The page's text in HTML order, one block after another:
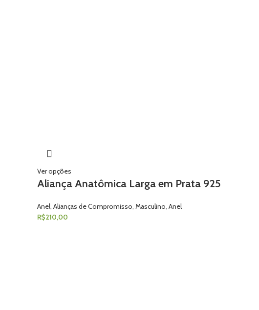
Ver opções
Aliança Anatômica Larga em Prata 925
Anel, Alianças de Compromisso, Masculino, Anel
R$210,00